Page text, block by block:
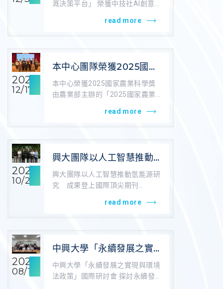
溉決策平台」 榮獲中技社AI創意
read more
2025
12/17
本中心團隊榮獲2025國家
農業科學獎
本中心榮獲2025國家農業科學獎
由農業部主辦的「2025國家農業
read more
2025
10/28
興大團隊以人工智慧推動
氫能源研究 成果登上國
際頂尖期刊《Journal of
興大團隊以人工智慧推動氫能源研
究 成果登上國際頂尖期刊
read more
2025
08/13
中興大學「永續發展之實
現與環境法政策」國際研
討會 探討永續發展法制前
中興大學「永續發展之實現與環境
法政策」國際研討會 探討永續發